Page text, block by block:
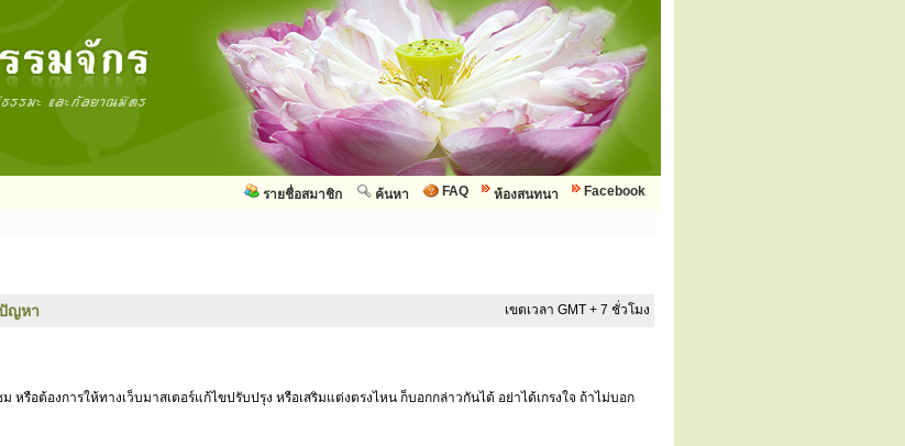
Facebook
ห้องสนทนา
FAQ
ค้นหา
รายชื่อสมาชิก
ญหา เขตเวลา GMT + 7 ชั่วโมง
หรือต้องการให้ทางเว็บมาสเตอร์แก้ไขปรับปรุง หรือเสริมแต่งตรงไหน ก็บอกกล่าวกันได้ อย่าได้เกรงใจ ถ้าไม่บอก